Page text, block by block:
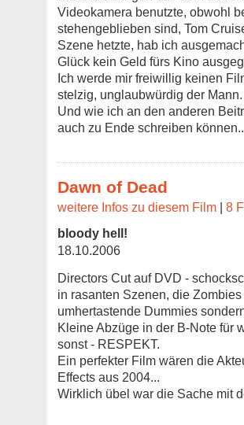
Videokamera benutzte, obwohl
stehengeblieben sind, Tom
Szene hetzte, hab ich
Glück kein Geld fürs Kino
Ich werde mir freiwillig keinen
stelzig, unglaubwürdig der Mann.
Und wie ich an den anderen
auch zu Ende schreiben
Dawn of Dead
weitere Infos zu diesem Film | 8
bloody hell!
18.10.2006
Directors Cut auf DVD -
in rasanten Szenen, die
umhertastende Dummies
Kleine Abzüge in der B-Note für
sonst - RESPEKT.
Ein perfekter Film wären die
Effects aus 2004...
Wirklich übel war die Sache mit